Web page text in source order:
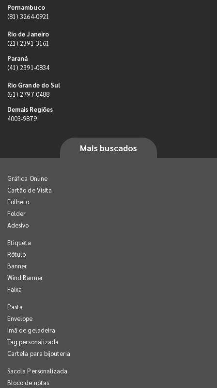
Pernambuco
(81) 3264-0921
Rio de Janeiro
(21) 2391-3161
Paraná
(41) 2391-0834
Rio Grande do Sul
(51) 2797-0488
Demais Regiões
4003-9879
Mais buscados
Gráfica Online
Cartão de Visita
Folheto
Folder
Adesivo
Etiqueta
Rótulo
Banner
Wind Banner
Faixa
Pasta
Envelope
Imã de geladeira
Tag personalizada
Cartela para bijouteria
Sacola Personalizada
Bloco de notas